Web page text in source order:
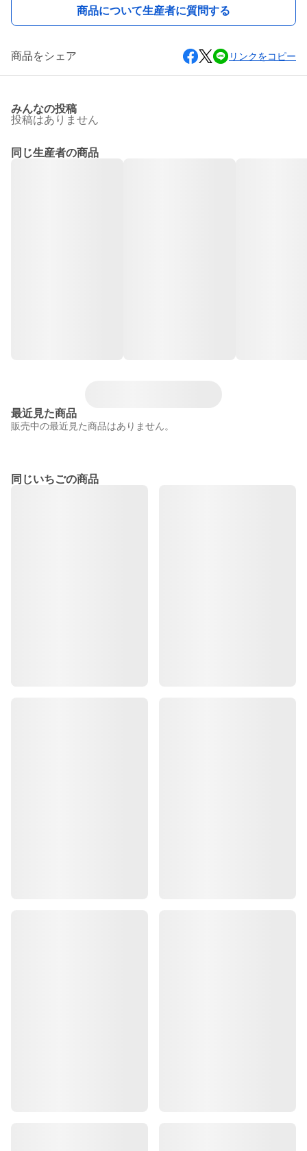
商品について生産者に質問する
商品をシェア リンクをコピー
みんなの投稿
投稿はありません
同じ生産者の商品
最近見た商品
販売中の最近見た商品はありません。
同じいちごの商品